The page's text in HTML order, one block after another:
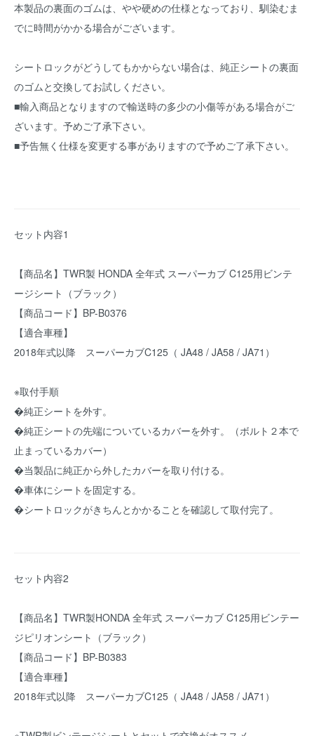
本製品の裏面のゴムは、やや硬めの仕様となっており、馴染むま
でに時間がかかる場合がございます。
シートロックがどうしてもかからない場合は、純正シートの裏面
のゴムと交換してお試しください。
■輸入商品となりますので輸送時の多少の小傷等がある場合がご
ざいます。予めご了承下さい。
■予告無く仕様を変更する事がありますので予めご了承下さい。
セット内容1
【商品名】TWR製 HONDA 全年式 スーパーカブ C125用ビンテ
ージシート（ブラック）
【商品コード】BP-B0376
【適合車種】
2018年式以降 スーパーカブC125（ JA48 / JA58 / JA71）
※取付手順
�純正シートを外す。
�純正シートの先端についているカバーを外す。（ボルト２本で
止まっているカバー）
�当製品に純正から外したカバーを取り付ける。
�車体にシートを固定する。
�シートロックがきちんとかかることを確認して取付完了。
セット内容2
【商品名】TWR製HONDA 全年式 スーパーカブ C125用ビンテー
ジピリオンシート（ブラック）
【商品コード】BP-B0383
【適合車種】
2018年式以降 スーパーカブC125（ JA48 / JA58 / JA71）